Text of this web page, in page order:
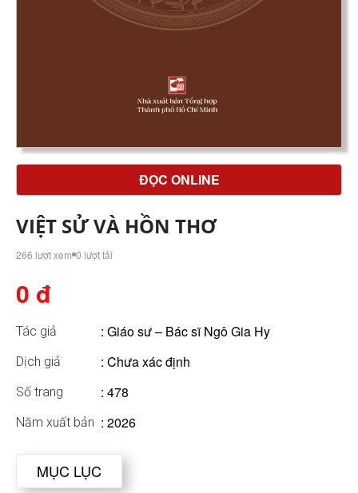
ĐỌC ONLINE
VIỆT SỬ VÀ HỒN THƠ
266 lượt xem 0 lượt tải
0 đ
Tác giả : Giáo sư – Bác sĩ Ngô Gia Hy
Dịch giả : Chưa xác định
Số trang : 478
Năm xuất bản : 2026
MỤC LỤC